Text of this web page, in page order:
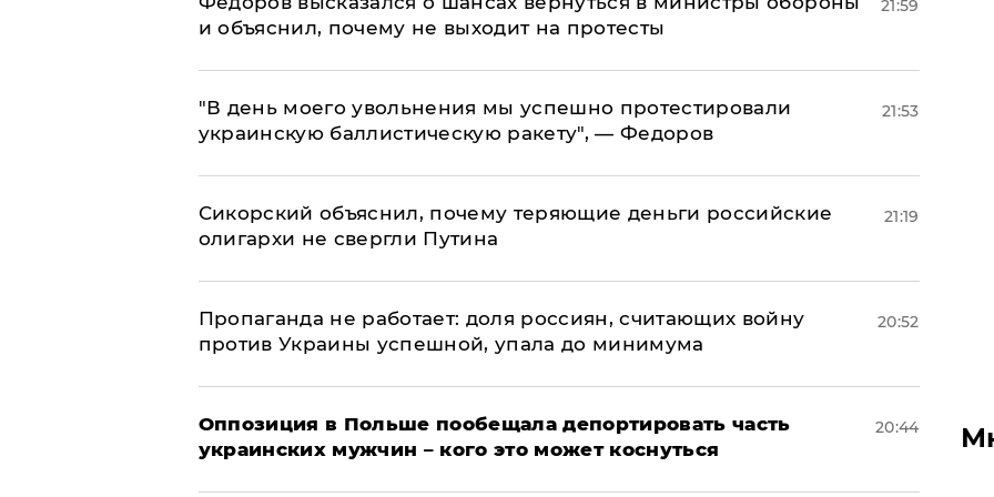
и объяснил, почему не выходит на протесты
21:59
​"В день моего увольнения мы успешно протестировали
украинскую баллистическую ракету", — Федоров
21:53
Сикорский объяснил, почему теряющие деньги российские
олигархи не свергли Путина
21:19
​Пропаганда не работает: доля россиян, считающих войну
против Украины успешной, упала до минимума
20:52
Оппозиция в Польше пообещала депортировать часть
украинских мужчин – кого это может коснуться
20:44